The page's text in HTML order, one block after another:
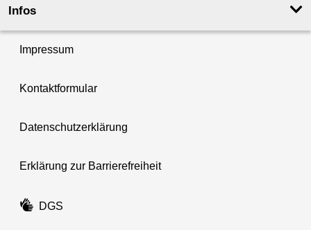
Infos
Impressum
Kontaktformular
Datenschutzerklärung
Erklärung zur Barrierefreiheit
DGS